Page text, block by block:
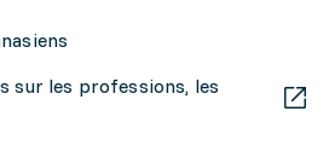
sur les professions, les